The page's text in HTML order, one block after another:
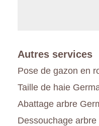
Autres services
Pose de gazon en
Taille de haie
Abattage arbre
Dessouchage